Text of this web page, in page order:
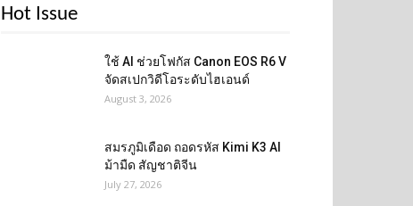
Hot Issue
ใช้ AI ช่วยโฟกัส Canon EOS R6 V
จัดสเปกวิดีโอระดับไฮเอนด์
August 3, 2026
สมรภูมิเดือด ถอดรหัส Kimi K3 AI
ม้ามืด สัญชาติจีน
July 27, 2026